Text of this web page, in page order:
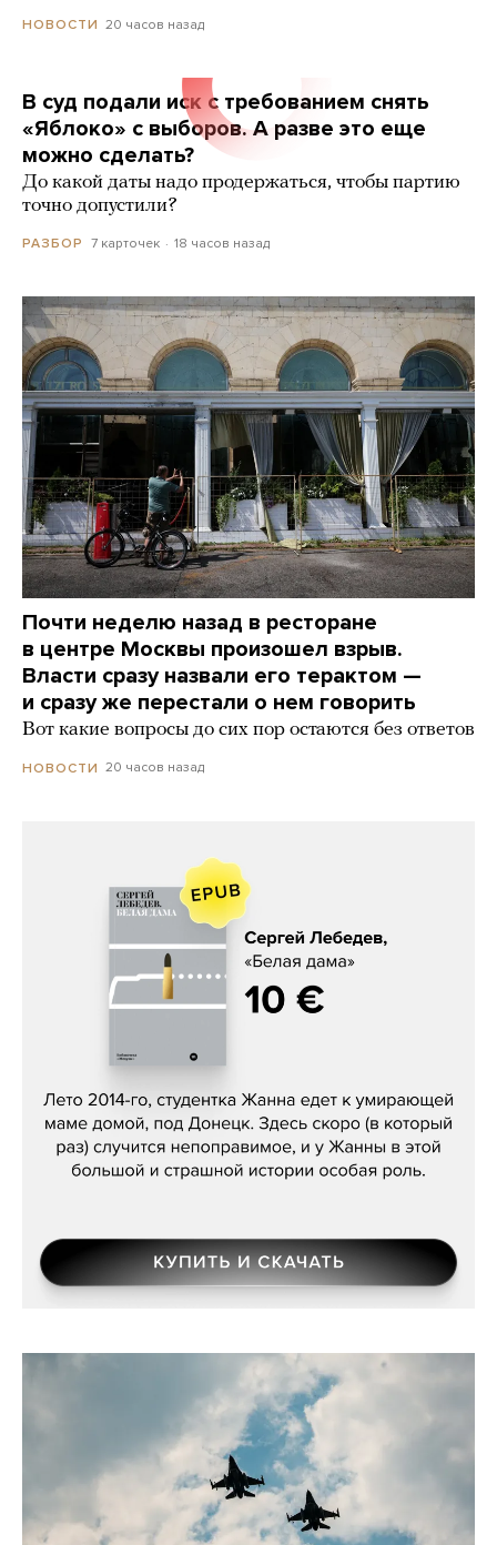
НОВОСТИ 20 часов назад
В суд подали иск с требованием снять
«Яблоко» с выборов. А разве это еще
можно сделать?
До какой даты надо продержаться, чтобы партию
точно допустили?
РАЗБОР 7 карточек 18 часов назад
Почти неделю назад в ресторане
в центре Москвы произошел взрыв.
Власти сразу назвали его терактом —
и сразу же перестали о нем говорить
Вот какие вопросы до сих пор остаются без ответов
НОВОСТИ 20 часов назад
Сергей Лебедев, «Белая дама»